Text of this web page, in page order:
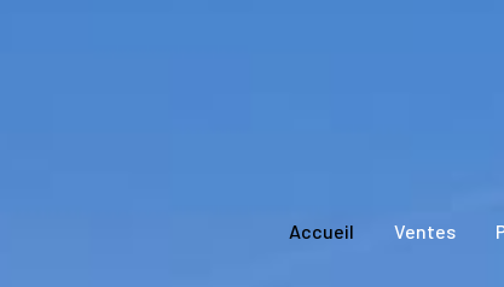
accueil ventes